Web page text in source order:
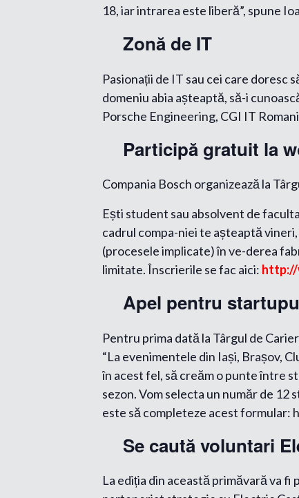
18, iar intrarea este liberă”, spune
Zonă de IT
Pasionații de IT sau cei care doresc
domeniu abia așteaptă, să-i
Porsche Engineering, CGI IT
Participă gratuit la
Compania Bosch organizează la
Ești student sau absolvent de
cadrul compa-niei te așteaptă
(procesele implicate) în ve-derea
limitate. Înscrierile se fac aici: http://
Apel pentru
Pentru prima dată la Târgul de
“La evenimentele din Iași, Brașov,
în acest fel, să creăm o punte între
sezon. Vom selecta un număr de
este să completeze acest
Se caută voluntari
La ediția din această primăvară va